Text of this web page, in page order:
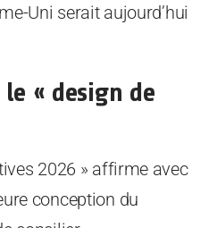
Uni serait aujourd’hui
le « design de
2026 » affirme avec
conception du